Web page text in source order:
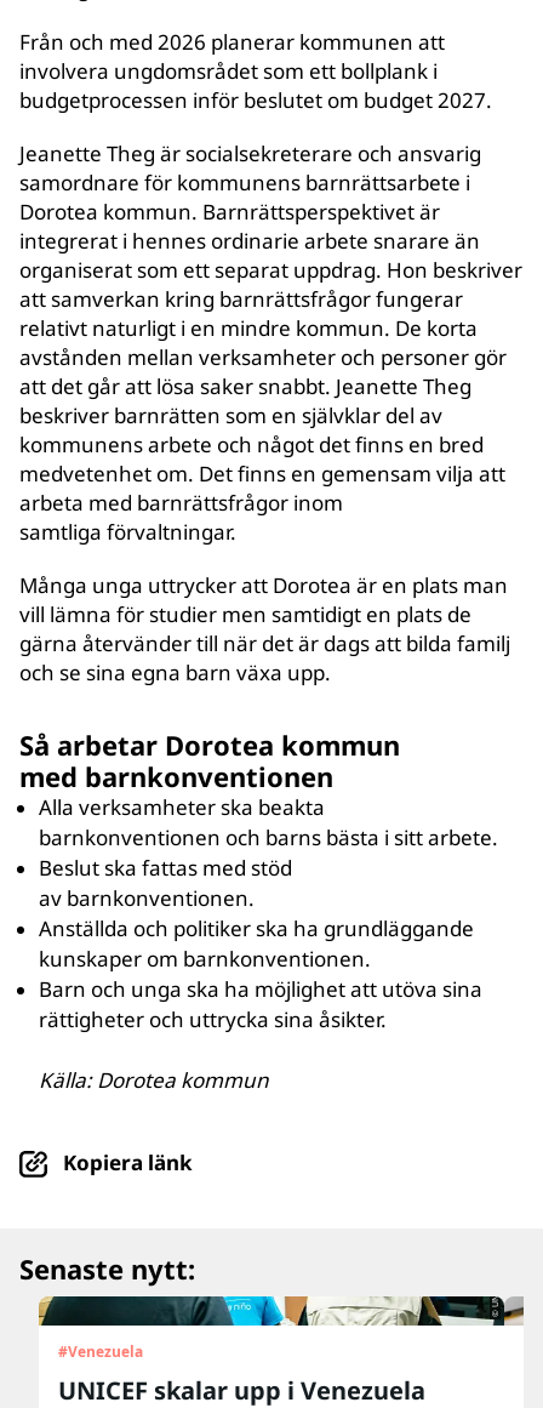
Från och med 2026 planerar kommunen att
involvera ungdomsrådet som ett bollplank i
budgetprocessen inför beslutet om budget 2027.
Jeanette Theg är socialsekreterare och ansvarig
samordnare för kommunens barnrättsarbete i
Dorotea kommun. Barnrättsperspektivet är
integrerat i hennes ordinarie arbete snarare än
organiserat som ett separat uppdrag. Hon beskriver
att samverkan kring barnrättsfrågor fungerar
relativt naturligt i en mindre kommun. De korta
avstånden mellan verksamheter och personer gör
att det går att lösa saker snabbt. Jeanette Theg
beskriver barnrätten som en självklar del av
kommunens arbete och något det finns en bred
medvetenhet om. Det finns en gemensam vilja att
arbeta med barnrättsfrågor inom
samtliga förvaltningar.
Många unga uttrycker att Dorotea är en plats man
vill lämna för studier men samtidigt en plats de
gärna återvänder till när det är dags att bilda familj
och se sina egna barn växa upp.
Så arbetar Dorotea kommun
med barnkonventionen
Alla verksamheter ska beakta
barnkonventionen och barns bästa i sitt arbete.
Beslut ska fattas med stöd
av barnkonventionen.
Anställda och politiker ska ha grundläggande
kunskaper om barnkonventionen.
Barn och unga ska ha möjlighet att utöva sina
rättigheter och uttrycka sina åsikter.
Källa: Dorotea kommun
Kopiera länk
Senaste nytt:
#Venezuela
UNICEF skalar upp i Venezuela